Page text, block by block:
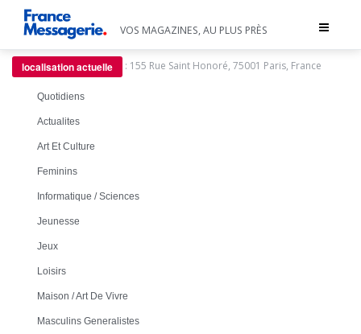
Toggle
VOS MAGAZINES, AU PLUS PRÈS
localisation actuelle : 155 Rue Saint Honoré, 75001 Paris, France
Quotidiens
Actualites
Art Et Culture
Feminins
Informatique / Sciences
Jeunesse
Jeux
Loisirs
Maison / Art De Vivre
Masculins Generalistes